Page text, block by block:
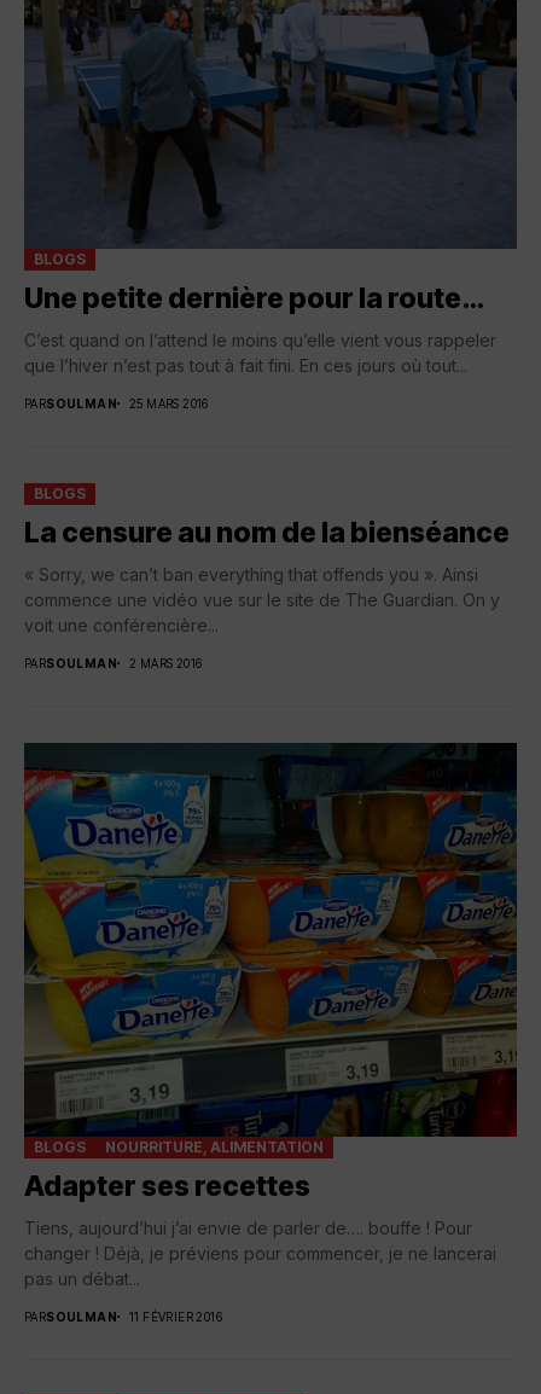
BLOGS
Une petite dernière pour la route…
C’est quand on l’attend le moins qu’elle vient vous rappeler
que l’hiver n’est pas tout à fait fini. En ces jours où tout...
PARSOULMAN 25 MARS 2016
BLOGS
La censure au nom de la bienséance
« Sorry, we can’t ban everything that offends you ». Ainsi
commence une vidéo vue sur le site de The Guardian. On y
voit une conférencière...
PARSOULMAN 2 MARS 2016
BLOGS NOURRITURE, ALIMENTATION
Adapter ses recettes
Tiens, aujourd’hui j’ai envie de parler de…. bouffe ! Pour
changer ! Déjà, je préviens pour commencer, je ne lancerai
pas un débat...
PARSOULMAN 11 FÉVRIER 2016